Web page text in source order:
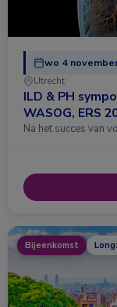
wo 4
Utrecht
ILD & PH
WASOG, ERS
Na het succes van
Bijeenkomst